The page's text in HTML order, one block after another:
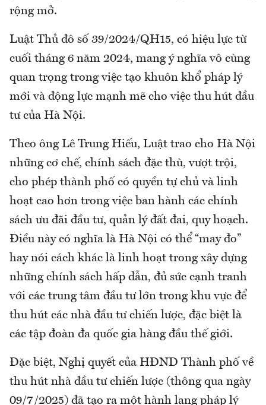
rộng mở.
Luật Thủ đô số 39/2024/QH15, có hiệu lực từ
cuối tháng 6 năm 2024, mang ý nghĩa vô cùng
quan trọng trong việc tạo khuôn khổ pháp lý
mới và động lực mạnh mẽ cho việc thu hút đầu
tư của Hà Nội.
Theo ông Lê Trung Hiếu, Luật trao cho Hà Nội
những cơ chế, chính sách đặc thù, vượt trội,
cho phép thành phố có quyền tự chủ và linh
hoạt cao hơn trong việc ban hành các chính
sách ưu đãi đầu tư, quản lý đất đai, quy hoạch.
Điều này có nghĩa là Hà Nội có thể “may đo”
hay nói cách khác là linh hoạt trong xây dựng
những chính sách hấp dẫn, đủ sức cạnh tranh
với các trung tâm đầu tư lớn trong khu vực để
thu hút các nhà đầu tư chiến lược, đặc biệt là
các tập đoàn đa quốc gia hàng đầu thế giới.
Đặc biệt, Nghị quyết của HĐND Thành phố về
thu hút nhà đầu tư chiến lược (thông qua ngày
09/7/2025) đã tạo ra một hành lang pháp lý